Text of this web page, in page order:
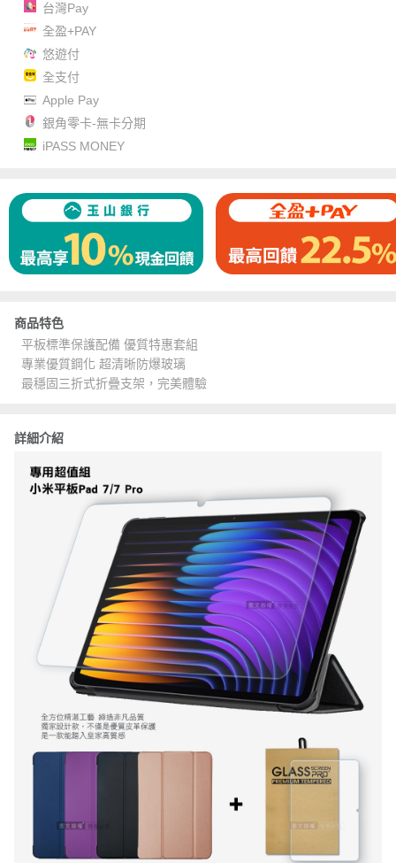
台灣Pay
全盈+PAY
悠遊付
全支付
Apple Pay
銀角零卡-無卡分期
iPASS MONEY
商品特色
平板標準保護配備 優質特惠套組
專業優質鋼化 超清晰防爆玻璃
最穩固三折式折疊支架，完美體驗
詳細介紹